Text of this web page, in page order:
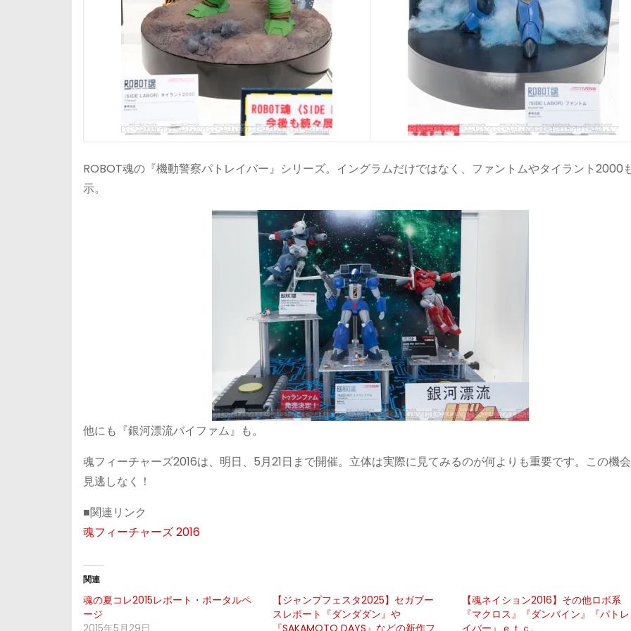
ROBOT魂の『機動警察パトレイバー』シリーズ。イングラムだけではなく、ファントムやタイラント2000
示。
他にも『銀河漂流バイファム』も。
魂フィーチャーズ2016は、明日、5月21日まで開催。立体は実際に見てみるのが何よりも重要です。この機
見逃しなく！
■関連リンク
魂フィーチャーズ 2016
関連
魂の夏コレ2015レポート・ポータルペ
ージ
2015年5月29日
【ジャンプフェスタ2025】セガブー
スレポート『ダンダダン』や
『SAKAMOTO DAYS』などの新作フ
【魂ネイション2016】その他ロボ系
『マクロス』『ダンバイン』『パトレ
イバー』ｅｔｃ.